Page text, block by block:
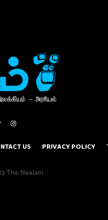
US PRIVACY POLICY
The Neelam.